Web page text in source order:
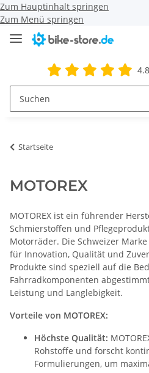
Zum Hauptinhalt springen
Zum Menü springen
Startseite
MOTOREX
MOTOREX ist ein führender
Schmierstoffen und
Motorräder. Die Schweizer
für Innovation, Qualität und
Produkte sind speziell auf die
Fahrradkomponenten
Leistung und Langlebigkeit.
Vorteile von MOTOREX:
Höchste Qualität:
Rohstoffe und forscht
Formulierungen, um